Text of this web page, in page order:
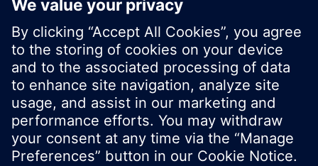
© Siemens Greece 2017
Το χαρτοφυλάκιο προϊόντων και οι τιμές μπορεί